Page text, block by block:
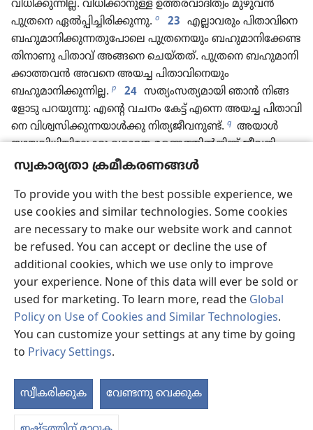
സ്വകാര്യതാ ക്രമീകരണങ്ങൾ
To provide you with the best possible experience, we
use cookies and similar technologies. Some cookies
are necessary to make our website work and cannot
be refused. You can accept or decline the use of
additional cookies, which we use only to improve
your experience. None of this data will ever be sold or
used for marketing. To learn more, read the Global
Policy on Use of Cookies and Similar Technologies.
You can customize your settings at any time by going
to Privacy Settings.
സ്വീകരിക്കുക വേണ്ടന്നു വെക്കുക
വിധിക്കുന്നില്ല. വിധി​ക്കാ​നുള്ള ഉത്തരവാ​ദി​ത്വം മുഴുവൻ
പുത്രനെ ഏൽപ്പിച്ചിരിക്കുന്നു. o 23 എല്ലാവ​രും പിതാ​വി​നെ
ബഹുമാ​നി​ക്കു​ന്ന​തു​പോ​ലെ പുത്ര​നെ​യും ബഹുമാ​നി​ക്കേ​ണ്ട​
തി​നാ​ണു പിതാവ്‌ അങ്ങനെ ചെയ്‌തത്‌. പുത്രനെ ബഹുമാ​നി​
ക്കാ​ത്തവൻ അവനെ അയച്ച പിതാ​വി​നെ​യും
ബഹുമാനിക്കുന്നില്ല. p 24 സത്യം​സ​ത്യ​മാ​യി ഞാൻ നിങ്ങ​
ളോ​ടു പറയുന്നു: എന്റെ വചനം കേട്ട്‌ എന്നെ അയച്ച പിതാ​വി​
നെ വിശ്വ​സി​ക്കു​ന്ന​യാൾക്കു നിത്യജീവനുണ്ട്‌. q അയാൾ
ന്യായ​വി​ധി​യി​ലേക്കു വരാതെ മരണത്തിൽനിന്ന്‌ ജീവനി​
ലേക്കു കടന്നിരിക്കുന്നു.
മരിച്ചവർ ദൈവപുത്രന്റെ ശബ്ദം കേൾക്കു​ക​യും കേട്ടനു​സ​
രി​ക്കു​ന്നവർ ജീവി​ക്കു​ക​യും ചെയ്യുന്ന സമയം വരുന്നു. അത്‌
ഇപ്പോൾത്തന്നെ വന്നിരിക്കുന്നു. 26 പിതാ​വി​നു
തന്നിൽത്തന്നെ ജീവനുള്ളതുപോലെ
പുത്ര​നും
തന്നിൽത്തന്നെ ജീവനുണ്ടായിരിക്കാൻ t പിതാവ്‌ അനുമതി
കൊടുത്തു. 27 അവൻ മനുഷ്യപുത്രനായതുകൊണ്ട്‌ u
പിതാവ്‌ അവനു വിധി​ക്കാ​നുള്ള അധികാ​ര​വും
കൊടുത്തിരിക്കുന്നു. v 28 ഇതിൽ ആശ്ചര്യപ്പെടേണ്ടതില്ല.
സ്‌മാ​ര​ക​ക്ക​ല്ല​റ​ക​ളി​ലുള്ള എല്ലാവ​രും അവന്റെ ശബ്ദം കേട്ട്‌
പുറത്ത്‌ വരുന്ന സമയം വരുന്നു.
മായ കാര്യങ്ങൾ ചെയ്‌തവർക്ക്‌ * അതു ന്യായ​വി​ധി​ക്കാ​
യുള്ള പുനരു​ത്ഥാ​ന​വും ആയിരിക്കും.
സ്വന്തം ഇഷ്ടമനു​സ​രിച്ച്‌ ഒന്നും ചെയ്യാനാകില്ല. പിതാവ്‌